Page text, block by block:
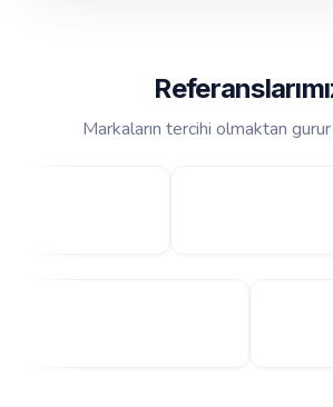
Markaların tercihi olmaktan